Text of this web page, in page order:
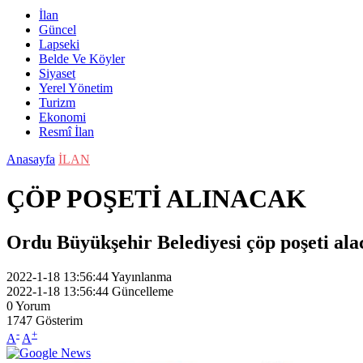
İlan
Güncel
Lapseki
Belde Ve Köyler
Siyaset
Yerel Yönetim
Turizm
Ekonomi
Resmî İlan
Anasayfa İLAN
ÇÖP POŞETİ ALINACAK
Ordu Büyükşehir Belediyesi çöp poşeti
2022-1-18 13:56:44Yayınlanma
2022-1-18 13:56:44 Güncelleme
0Yorum
1747 Gösterim
A- A+